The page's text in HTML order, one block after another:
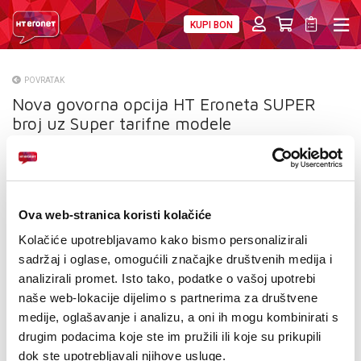
Ova web-stranica koristi kolačiće
Kolačiće upotrebljavamo kako bismo personalizirali
sadržaj i oglase, omogućili značajke društvenih medija i
analizirali promet. Isto tako, podatke o vašoj upotrebi
naše web-lokacije dijelimo s partnerima za društvene
medije, oglašavanje i analizu, a oni ih mogu kombinirati s
drugim podacima koje ste im pružili ili koje su prikupili
dok ste upotrebljavali njihove usluge.
KUPI BON
O NAMA
NATJEČAJI
VELEPRODAJA
KONTAKTI
MOJ PROFIL
E-RAČUN
POVRATAK
Nova govorna opcija HT Eroneta SUPER
broj uz Super tarifne modele